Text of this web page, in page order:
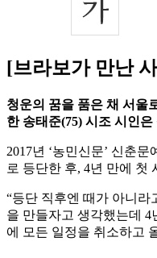
[브라보가 만난
청운의 꿈을 품은 채 서울
한 송태준(75) 시조 시인
2017년 ‘농민신문’ 신춘
로 등단한 후, 4년 만에 첫
“등단 직후엔 때가 아니라
을 만들자고 생각했는데
에 모든 일정을 취소하고